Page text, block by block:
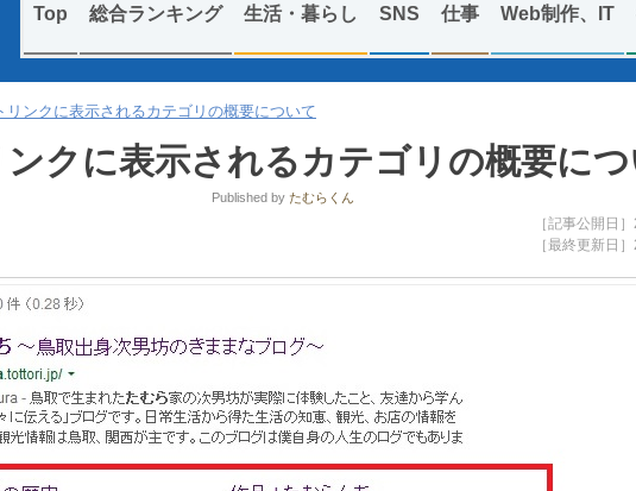
Skip
Top 総合ランキング 生活・暮らし SNS 仕事 Web制作、IT
リンクに表示されるカテゴリの概要について
クに表示されるカテゴリの概要につ
Published by たむらくん
［記事公開日
［最終更新日